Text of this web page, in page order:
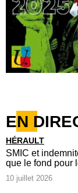
EN
HÉRAULT
SMIC et
que le fond pour
10 juillet 2026